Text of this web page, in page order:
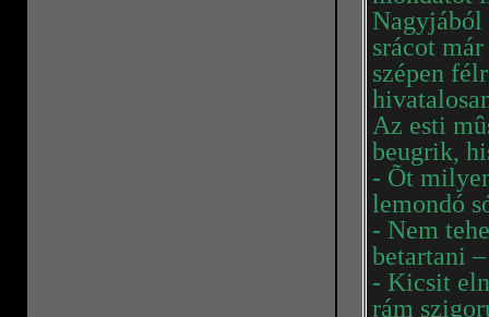
Nagyjából
srácot
szépen
Az esti
beugrik,
- Õt
lemondó
- Nem
betartani
- Kicsit
rám